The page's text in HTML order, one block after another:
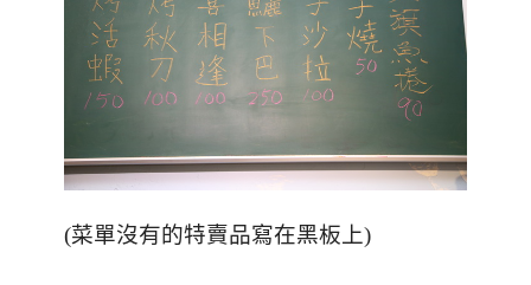
(菜單沒有的特賣品寫在黑板上)